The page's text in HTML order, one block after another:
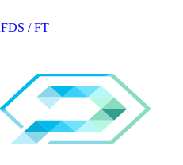
FDS / FT